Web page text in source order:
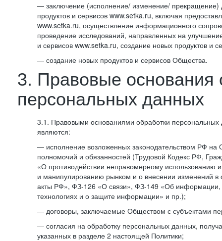
— заключение (исполнение/ изменение/ прекращение)
продуктов и сервисов www.setka.ru, включая
www.setka.ru, осуществление информационного
проведение исследований, направленных на
и сервисов www.setka.ru, создание новых продуктов и
— создание новых продуктов и сервисов Общества.
3. Правовые основания
персональных данных
3.1. Правовыми основаниями обработки
являются:
— исполнение возложенных законодательством РФ на
полномочий и обязанностей (Трудовой Кодекс РФ,
«О противодействии неправомерному использованию
и манипулированию рынком и о внесении изменений в
акты РФ», ФЗ-126 «О связи», ФЗ-149 «Об
технологиях и о защите информации» и пр.);
— договоры, заключаемые Обществом с субъектами
— согласия на обработку персональных данных,
указанных в разделе 2 настоящей Политики;